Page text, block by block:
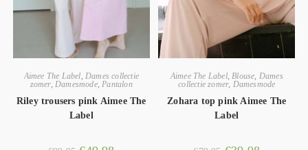
Aimee The Label Dames collectie
zomer, Damesmode, Pantalon
Riley trousers pink Aimee The
Label
Aimee The Label, Blouse Dames
collectie zomer, Damesmode
Zohara top pink Aimee The
Label